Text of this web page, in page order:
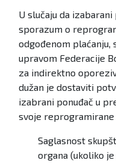
U slučaju da
sporazum o
odgođenom plaćanju,
upravom Federacije
za indirektno
dužan je dostaviti
izabrani ponuđač u
svoje reprogramirane
Saglasnost
organa (ukoliko